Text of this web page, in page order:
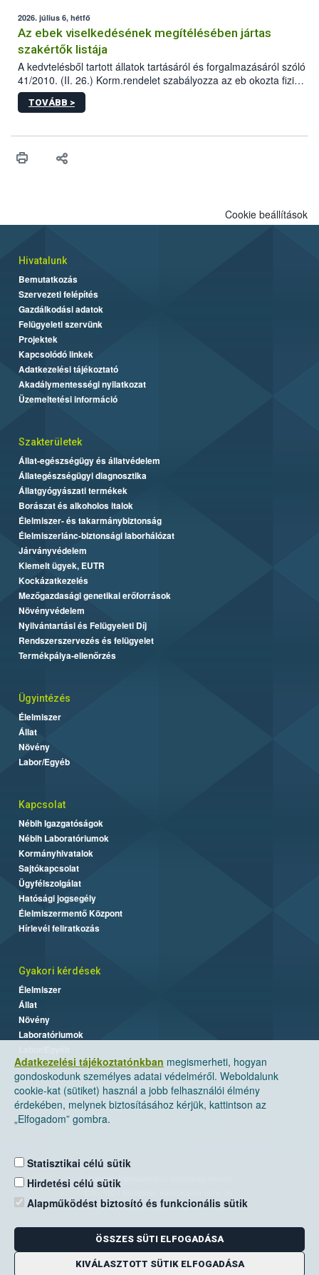
2026. július 6, hétfő
Az ebek viselkedésének megítélésében jártas
szakértők listája
A kedvtelésből tartott állatok tartásáról és forgalmazásáról szóló
41/2010. (II. 26.) Korm.rendelet szabályozza az eb okozta fizikai
sérülés, illetve ennek veszélye keletkezésekor felmerülő
hatósági feladatokat, valamint a veszélyes eb tartását és annak
vonni az ebek viselkedésének megítélésében jártas szakértőt.
TOVÁBB >
Adatkezelési tájékoztatónkban megismerheti, hogyan
gondoskodunk személyes adatai védelméről. Weboldalunk
cookie-kat (sütiket) használ a jobb felhasználói élmény
érdekében, melynek biztosításához kérjük, kattintson az
„Elfogadom” gombra.
Statisztikai célú sütik
Hirdetési célú sütik
Alapműködést biztosító és funkcionális sütik
ÖSSZES SÜTI ELFOGADÁSA
KIVÁLASZTOTT SÜTIK ELFOGADÁSA
Cookie beállítások
Hivatalunk
Bemutatkozás
Szervezeti felépítés
Gazdálkodási adatok
Felügyeleti szervünk
Projektek
Kapcsolódó linkek
Adatkezelési tájékoztató
Akadálymentességi nyilatkozat
Üzemeltetési információ
Szakterületek
Állat-egészségügy és állatvédelem
Állategészségügyi diagnosztika
Állatgyógyászati termékek
Borászat és alkoholos italok
Élelmiszer- és takarmánybiztonság
Élelmiszerlánc-biztonsági laborhálózat
Járványvédelem
Kiemelt ügyek, EUTR
Kockázatkezelés
Mezőgazdasági genetikai erőforrások
Növényvédelem
Nyilvántartási és Felügyeleti Díj
Rendszerszervezés és felügyelet
Termékpálya-ellenőrzés
Ügyintézés
Élelmiszer
Állat
Növény
Labor/Egyéb
Kapcsolat
Nébih Igazgatóságok
Nébih Laboratóriumok
Kormányhivatalok
Sajtókapcsolat
Ügyfélszolgálat
Hatósági jogsegély
Élelmiszermentő Központ
Hírlevél feliratkozás
Gyakori kérdések
Élelmiszer
Állat
Növény
Laboratóriumok
Nemzeti Élelmiszerlánc-biztonsági Hivatal
Levelezési cím: 1525 Budapest. Pf. 30.
E-mail:ugyfelszolgalat@nebih.gov.hu
Zöld szám: 06-80/263-244